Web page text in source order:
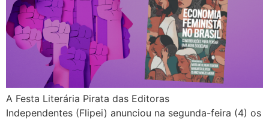
A Festa Literária Pirata das Editoras
Independentes (Flipei) anunciou na segunda-feira (4) os